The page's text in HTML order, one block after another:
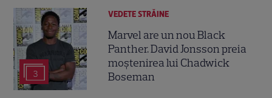
3
VEDETE STRĂINE
Marvel are un nou Black
Panther. David Jonsson preia
moștenirea lui Chadwick
Boseman